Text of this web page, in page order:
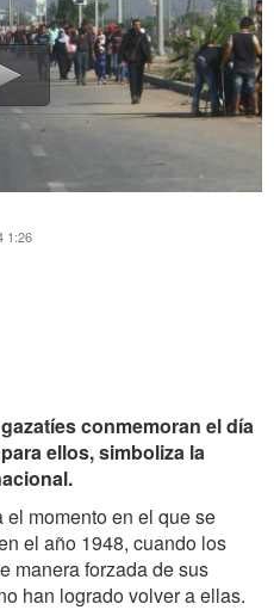
1:26
conmemoran el día
ellos, simboliza la
momento en el que se
el año 1948, cuando los
manera forzada de sus
han logrado volver a ellas.